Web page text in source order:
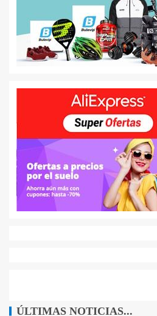
ÚLTIMAS NOTICIAS...